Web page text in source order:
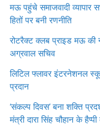
मऊ पहुंचे समाजवादी व्यापार
हितों पर बनी रणनीति
रोटरैक्ट क्लब प्राइड मऊ की
अग्रवाल सचिव
लिटिल फ्लावर इंटरनेशनल
प्रदान
‘संकल्प दिवस’ बना शक्ति
मंत्री दारा सिंह चौहान के